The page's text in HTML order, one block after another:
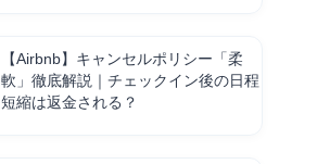
【Airbnb】キャンセルポリシー「柔
軟」徹底解説｜チェックイン後の日程
短縮は返金される？